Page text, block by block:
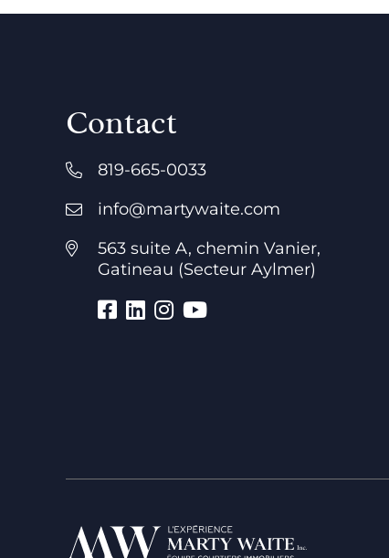
Contact
819-665-0033
info@martywaite.com
563 suite A, chemin Vanier,
Gatineau (Secteur Aylmer)